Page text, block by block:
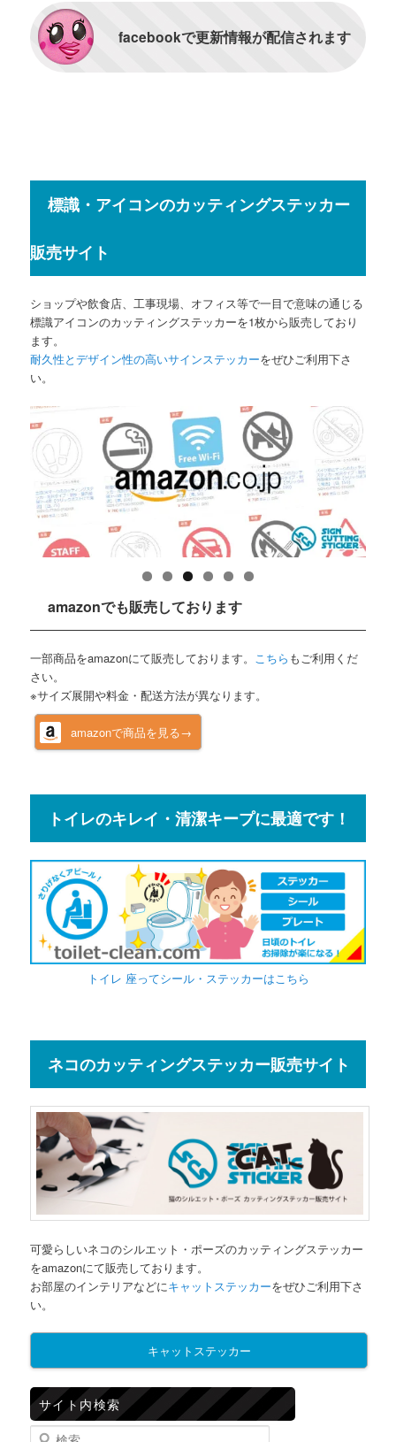
facebookで更新情報が配信されます
標識・アイコンのカッティングステッカー
販売サイト
ショップや飲食店、工事現場、オフィス等で一目で意味の通じる
標識アイコンのカッティングステッカーを1枚から販売しており
ます。
耐久性とデザイン性の高いサインステッカーをぜひご利用下さ
い。
amazonでも販売しております
一部商品をamazonにて販売しております。 こちら もご利用くだ
さい。
※サイズ展開や料金・配送方法が異なります。
amazonで商品を見る→
トイレのキレイ・清潔キープに最適です！
トイレ 座ってシール・ステッカーはこちら
ネコのカッティングステッカー販売サイト
可愛らしいネコのシルエット・ポーズのカッティングステッカー
をamazonにて販売しております。
お部屋のインテリアなどにキャットステッカーをぜひご利用下さ
い。
キャットステッカー
サイト内検索
検索